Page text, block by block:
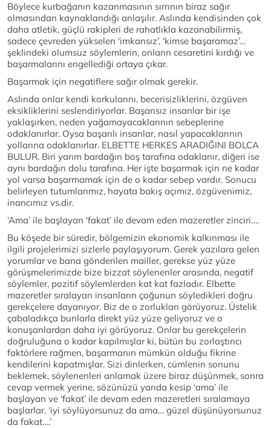
Böylece kurbağanın kazanmasının sırrının biraz sağır
olmasından kaynaklandığı anlaşılır. Aslında kendisinden çok
daha atletik, güçlü rakipleri de rahatlıkla kazanabilirmiş,
sadece çevreden yükselen ‘imkansız’, ‘kimse başaramaz’…
şeklindeki olumsuz söylemlerin, onların cesaretini kırdığı ve
başarmalarını engellediği ortaya çıkar.
Başarmak için negatiflere sağır olmak gerekir.
Aslında onlar kendi korkularını, becerisizliklerini, özgüven
eksikliklerini seslendiriyorlar. Başarısız insanlar bir işe
yaklaşırken, neden yağamayacaklarının sebeplerine
odaklanırlar. Oysa başarılı insanlar, nasıl yapacaklarının
yollarına odaklanırlar. ELBETTE HERKES ARADIĞINI BOLCA
BULUR. Biri yarım bardağın boş tarafına odaklanır, diğeri ise
aynı bardağın dolu tarafına. Her işte başarmak için ne kadar
yol varsa başarmamak için de o kadar sebep vardır. Sonucu
belirleyen tutumlarımız, hayata bakış açımız, özgüvenimiz,
inancımız vs.dir.
‘Ama’ ile başlayan ‘fakat’ ile devam eden mazeretler zinciri….
Bu köşede bir süredir, bölgemizin ekonomik kalkınması ile
ilgili projelerimizi sizlerle paylaşıyorum. Gerek yazılara gelen
yorumlar ve bana gönderilen mailler, gerekse yüz yüze
görüşmelerimizde bize bizzat söylenenler arasında, negatif
söylemler, pozitif söylemlerden kat kat fazladır. Elbette
mazeretler sıralayan insanların çoğunun söyledikleri doğru
gerekçelere dayanıyor. Biz de o zorlukları görüyoruz. Üstelik
çabaladıkça bunlarla direkt yüz yüze geliyoruz ve o
konuşanlardan daha iyi görüyoruz. Onlar bu gerekçelerin
doğruluğuna o kadar kapılmışlar ki, bütün bu zorlaştırıcı
faktörlere rağmen, başarmanın mümkün olduğu fikrine
kendilerini kapatmışlar. Sizi dinlerken, cümlenin sonunu
beklemek, söylenenleri anlamak üzere biraz düşünmek, sonra
cevap vermek yerine, sözünüzü yarıda kesip ‘ama’ ile
başlayan ve ‘fakat’ ile devam eden mazeretleri sıralamaya
başlarlar. ‘iyi söylüyorsunuz da ama… güzel düşünüyorsunuz
da fakat….’